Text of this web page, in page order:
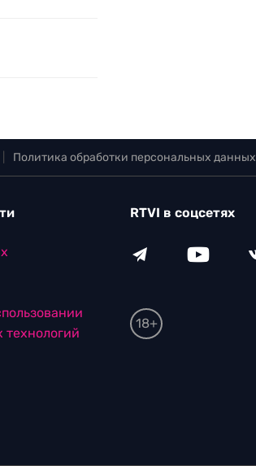
Политика обработки персональных данных
технологий
RTVI в соцсетях
18+